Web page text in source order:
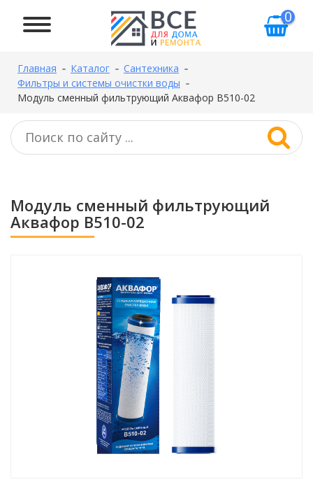
0
Главная Каталог
Сантехника
Фильтры и системы очистки воды
Модуль сменный фильтрующий Аквафор В510-02
Модуль сменный фильтрующий
Аквафор В510-02